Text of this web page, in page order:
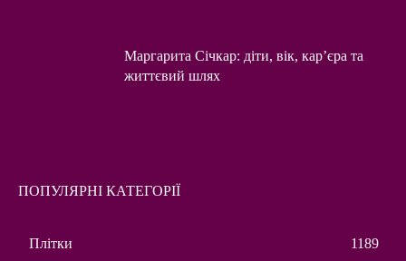
Маргарита Січкар: діти, вік, кар’єра та
життєвий шлях
ПОПУЛЯРНІ КАТЕГОРІЇ
Плітки 1189